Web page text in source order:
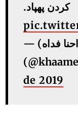
کردن پهپاد.
— مقام معظم رهبری(عرواحنا فداه)
de 2019